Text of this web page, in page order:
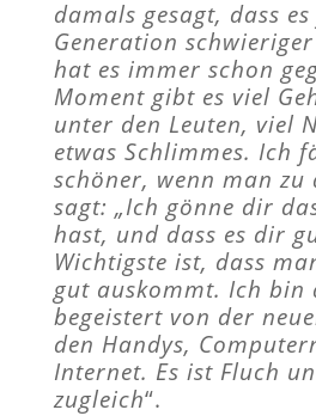
damals gesagt, dass
Generation
hat es immer schon
Moment gibt es viel
unter den Leuten, viel
etwas Schlimmes. Ich
schöner, wenn man zu
sagt: „Ich gönne dir
hast, und dass es dir
Wichtigste ist, dass
gut auskommt. Ich bin
begeistert von der
den Handys,
Internet. Es ist Fluch
zugleich“.